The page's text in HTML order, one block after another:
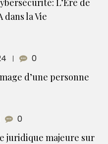
la Vie
0
d’une personne
0
juridique majeure sur